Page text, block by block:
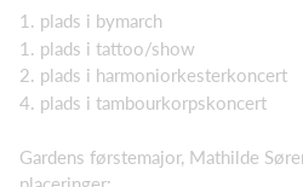
1. plads i bymarch
1. plads i tattoo/show
2. plads i harmoniorkesterkoncert
4. plads i tambourkorpskoncert
Gardens førstemajor, Mathilde